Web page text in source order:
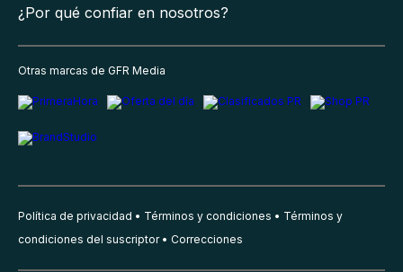
¿Por qué confiar en nosotros?
Otras marcas de GFR Media
Política de privacidad Términos y condiciones
Términos y
condiciones del suscriptor
Correcciones